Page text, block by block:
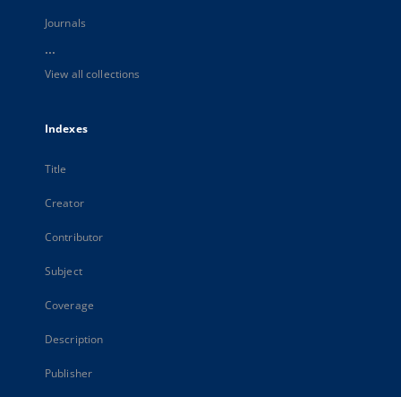
Journals
...
View all collections
Indexes
Title
Creator
Contributor
Subject
Coverage
Description
Publisher